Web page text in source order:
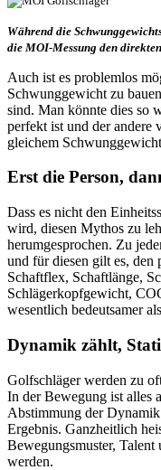
Während die
die MOI-Messung den
Auch ist es problemlos
Schwunggewicht zu
sind. Man könnte dies so
perfekt ist und der
gleichem
Erst die Person,
Dass es nicht den
wird, diesen Mythos zu
herumgesprochen. Zu
und für diesen gilt es, den
Schaftflex, Schaftlänge,
Schlägerkopfgewicht,
wesentlich bedeutsamer
Dynamik zählt,
Golfschläger werden zu
In der Bewegung ist alles
Abstimmung der
Ergebnis. Ganzheitlich
Bewegungsmuster, Talent
werden.